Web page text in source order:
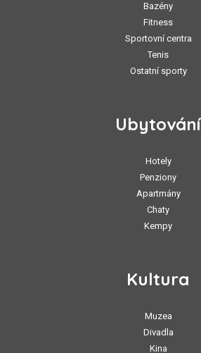
Bazény
Fitness
Sportovní centra
Tenis
Ostatní sporty
Ubytování
Hotely
Penziony
Apartmány
Chaty
Kempy
Kultura
Muzea
Divadla
Kina